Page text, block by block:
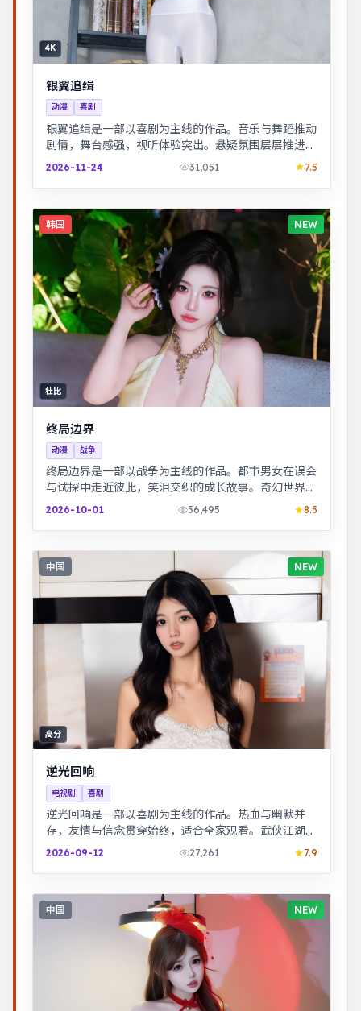
4K
银翼追缉
动漫 喜剧
银翼追缉是一部以喜剧为主线的作品。音乐与舞蹈推动
剧情，舞台感强，视听体验突出。悬疑氛围层层推进，
线索拼图式叙事，结局出人意料。
2026-11-24 31,051 7.5
韩国 NEW
杜比
终局边界
动漫 战争
终局边界是一部以战争为主线的作品。都市男女在误会
与试探中走近彼此，笑泪交织的成长故事。奇幻世界观
完整，伏笔回收利落，适合系列化追看。
2026-10-01 56,495 8.5
中国 NEW
高分
逆光回响
电视剧 喜剧
逆光回响是一部以喜剧为主线的作品。热血与幽默并
存，友情与信念贯穿始终，适合全家观看。武侠江湖中
的道义抉择，动作设计利落，意境悠远。
2026-09-12 27,261 7.9
中国 NEW